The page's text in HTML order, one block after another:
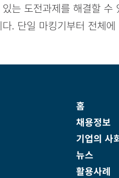
는 도전과제를 해결할 수
. 단일 마킹기부터 전체
홈
채용정보
기업의 사
뉴스
활용사례